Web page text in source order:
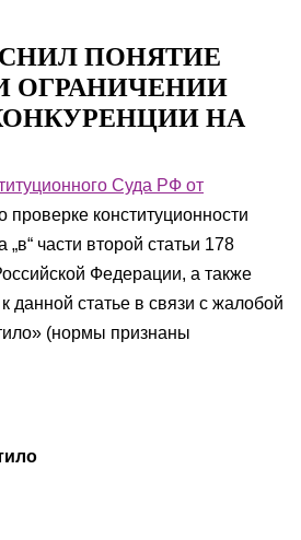
ПОНЯТИЕ
ОГРАНИЧЕНИИ
НА
Суда РФ от
проверке конституционности
„в“ части второй статьи 178
Федерации, а также
данной статье в связи с жалобой
(нормы признаны
ло